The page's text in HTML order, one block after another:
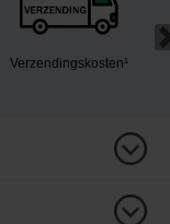
Verzendingskosten¹